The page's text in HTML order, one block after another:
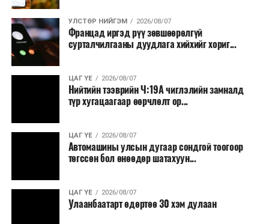
УЛСТӨР НИЙГЭМ 2026/08/07
Францад иргэд рүү зөвшөөрөлгүй
сурталчилгааны дуудлага хийхийг хориг...
ЦАГ ҮЕ 2026/08/07
Нийтийн тээврийн Ч:19А чиглэлийн замналд
түр хугацаагаар өөрчлөлт ор...
ЦАГ ҮЕ 2026/08/07
Автомашины улсын дугаар сондгой тоогоор
төгссөн бол өнөөдөр шатахуун...
ЦАГ ҮЕ 2026/08/07
Улаанбаатарт өдөртөө 30 хэм дулаан